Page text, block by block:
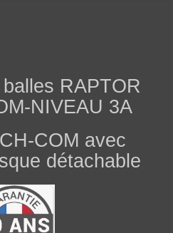
RAPTOR
NIVEAU 3A
COM avec
détachable